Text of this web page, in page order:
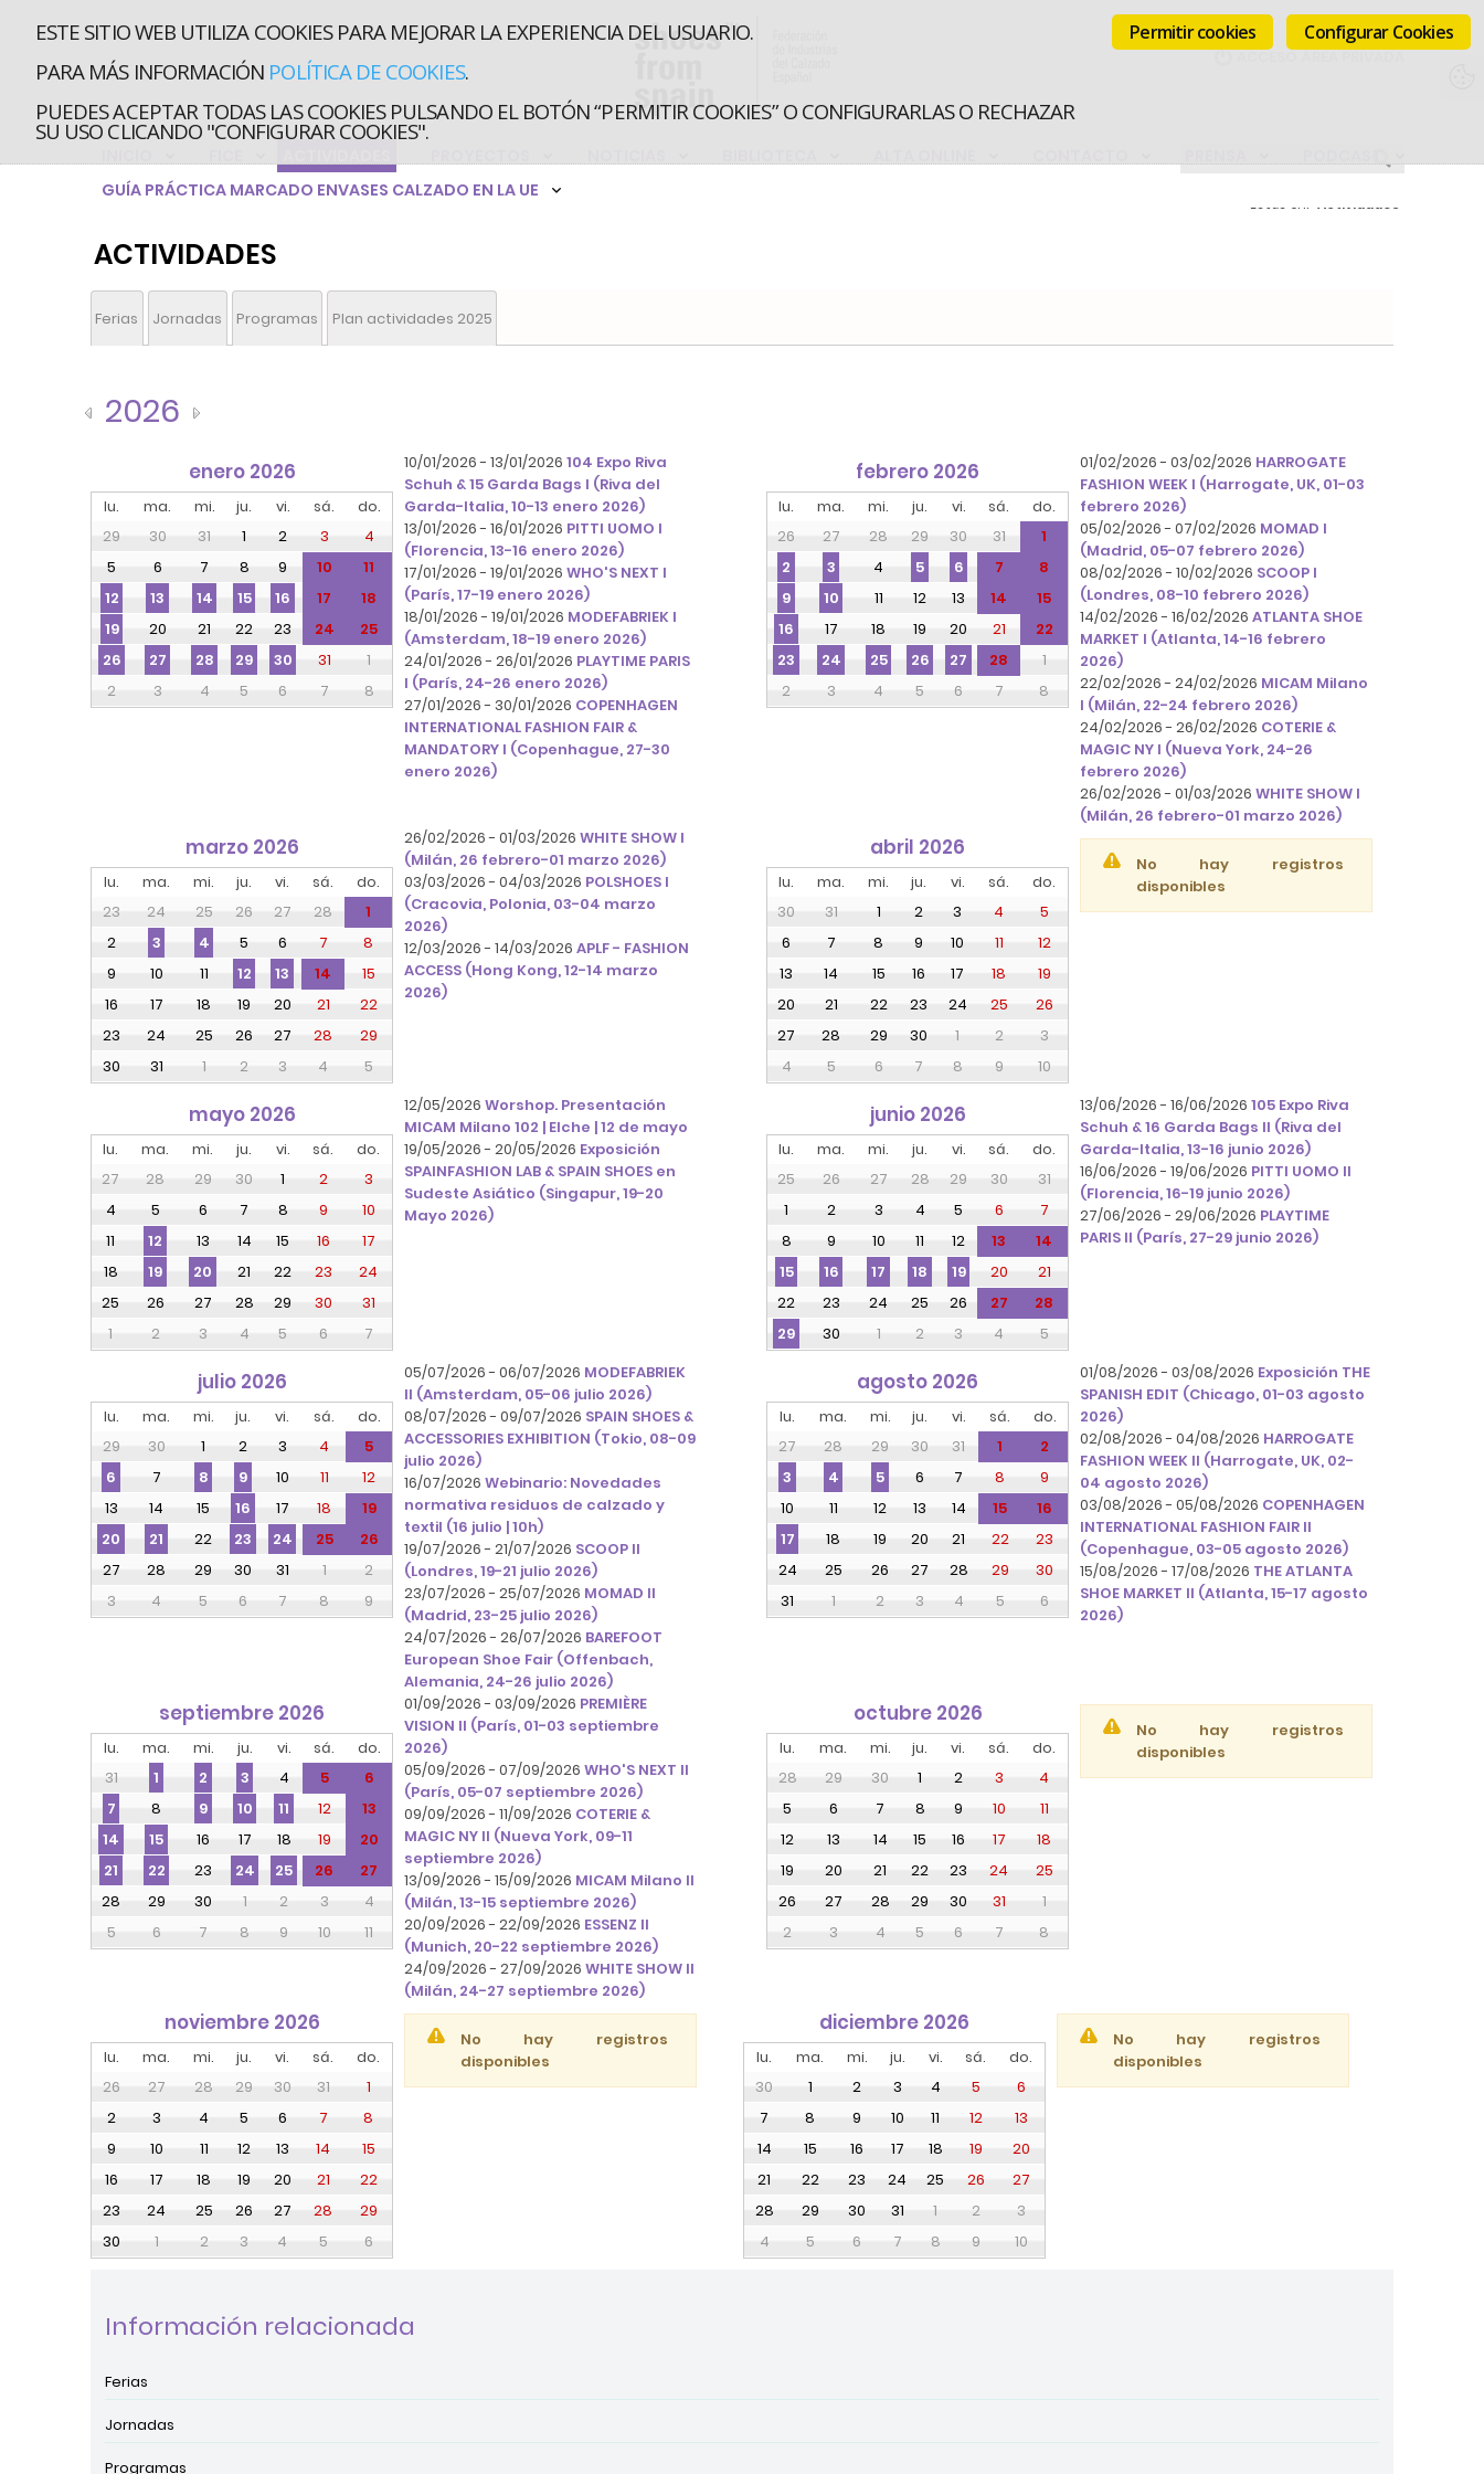
ESTE SITIO WEB UTILIZA COOKIES PARA MEJORAR LA EXPERIENCIA DEL USUARIO.
PARA MÁS INFORMACIÓN POLÍTICA DE COOKIES.
PUEDES ACEPTAR TODAS LAS COOKIES PULSANDO EL BOTÓN “PERMITIR COOKIES” O CONFIGURARLAS O RECHAZAR
SU USO CLICANDO "CONFIGURAR COOKIES".
Configurar Cookies
Permitir cookies
GUÍA PRÁCTICA MARCADO ENVASES CALZADO EN LA UE
Estás en: Actividades
ACTIVIDADES
Ferias Jornadas Programas Plan actividades 2025
2026
enero 2026
lu. ma. mi. ju. vi. sá.
do.
29
30 31 1 2 3
4
5
6 7 8 9 10
11
12
13 14 15 16 17
18
19
20 21 22 23 24
25
26
27 28 29 30 31
1
2
3 4 5 6 7 8
10/01/2026 - 13/01/2026 104 Expo Riva
Schuh & 15 Garda Bags I (Riva del
Garda-Italia, 10-13 enero 2026)
13/01/2026 - 16/01/2026 PITTI UOMO I
(Florencia, 13-16 enero 2026)
17/01/2026 - 19/01/2026 WHO'S NEXT I
(París, 17-19 enero 2026)
18/01/2026 - 19/01/2026 MODEFABRIEK I
(Amsterdam, 18-19 enero 2026)
24/01/2026 - 26/01/2026 PLAYTIME PARIS
I (París, 24-26 enero 2026)
27/01/2026 - 30/01/2026 COPENHAGEN
INTERNATIONAL FASHION FAIR &
MANDATORY I (Copenhague, 27-30
enero 2026)
febrero 2026
lu. ma. mi. ju. vi. sá.
do.
26
27 28 29 30 31
1
2
3 4 5 6 7
8
9
10 11 12 13 14
15
16
17 18 19 20 21
22
23
24 25 26 27 28
1
2
3 4 5 6 7 8
01/02/2026 - 03/02/2026 HARROGATE
FASHION WEEK I (Harrogate, UK, 01-03
febrero 2026)
05/02/2026 - 07/02/2026 MOMAD I
(Madrid, 05-07 febrero 2026)
08/02/2026 - 10/02/2026 SCOOP I
(Londres, 08-10 febrero 2026)
14/02/2026 - 16/02/2026 ATLANTA SHOE
MARKET I (Atlanta, 14-16 febrero
2026)
22/02/2026 - 24/02/2026 MICAM Milano
I (Milán, 22-24 febrero 2026)
24/02/2026 - 26/02/2026 COTERIE &
MAGIC NY I (Nueva York, 24-26
febrero 2026)
26/02/2026 - 01/03/2026 WHITE SHOW I
(Milán, 26 febrero-01 marzo 2026)
marzo 2026
lu. ma. mi. ju. vi. sá.
do.
23
24 25 26 27 28
1
2
3 4 5 6 7
8
9
10 11 12 13 14
15
16
17 18 19 20 21
22
23
24 25 26 27 28
29
30
31 1 2 3 4 5
26/02/2026 - 01/03/2026 WHITE SHOW I
(Milán, 26 febrero-01 marzo 2026)
03/03/2026 - 04/03/2026 POLSHOES I
(Cracovia, Polonia, 03-04 marzo
2026)
12/03/2026 - 14/03/2026 APLF - FASHION
ACCESS (Hong Kong, 12-14 marzo
2026)
abril 2026
lu. ma. mi. ju. vi. sá.
do.
30
31 1 2 3 4
5
6
7 8 9 10 11
12
13
14 15 16 17 18
19
20
21 22 23 24 25
26
27
28 29 30 1 2
3
4
5 6 7 8 9 10
No hay registros
disponibles
mayo 2026
lu. ma. mi. ju. vi. sá.
do.
27
28 29 30 1 2
3
4
5 6 7 8 9
10
11
12 13 14 15 16
17
18
19 20 21 22 23
24
25
26 27 28 29 30
31
1
2 3 4 5 6 7
12/05/2026 Worshop. Presentación
MICAM Milano 102 | Elche | 12 de mayo
19/05/2026 - 20/05/2026 Exposición
SPAINFASHION LAB & SPAIN SHOES en
Sudeste Asiático (Singapur, 19-20
Mayo 2026)
junio 2026
lu. ma. mi. ju. vi. sá.
do.
25
26 27 28 29 30
31
1
2 3 4 5 6
7
8
9 10 11 12 13
14
15
16 17 18 19 20
21
22
23 24 25 26 27
28
29
30 1 2 3 4 5
13/06/2026 - 16/06/2026 105 Expo Riva
Schuh & 16 Garda Bags II (Riva del
Garda-Italia, 13-16 junio 2026)
16/06/2026 - 19/06/2026 PITTI UOMO II
(Florencia, 16-19 junio 2026)
27/06/2026 - 29/06/2026 PLAYTIME
PARIS II (París, 27-29 junio 2026)
julio 2026
lu. ma. mi. ju. vi. sá.
do.
29
30 1 2 3 4
5
6
7 8 9 10 11
12
13
14 15 16 17 18
19
20
21 22 23 24 25
26
27
28 29 30 31 1
2
3
4 5 6 7 8 9
05/07/2026 - 06/07/2026 MODEFABRIEK
II (Amsterdam, 05-06 julio 2026)
08/07/2026 - 09/07/2026 SPAIN SHOES &
ACCESSORIES EXHIBITION (Tokio, 08-09
julio 2026)
16/07/2026 Webinario: Novedades
normativa residuos de calzado y
textil (16 julio | 10h)
19/07/2026 - 21/07/2026 SCOOP II
(Londres, 19-21 julio 2026)
23/07/2026 - 25/07/2026 MOMAD II
(Madrid, 23-25 julio 2026)
24/07/2026 - 26/07/2026 BAREFOOT
European Shoe Fair (Offenbach,
Alemania, 24-26 julio 2026)
agosto 2026
lu. ma. mi. ju. vi. sá.
do.
27
28 29 30 31 1
2
3
4 5 6 7 8
9
10
11 12 13 14 15
16
17
18 19 20 21 22
23
24
25 26 27 28 29
30
31
1 2 3 4 5 6
01/08/2026 - 03/08/2026 Exposición THE
SPANISH EDIT (Chicago, 01-03 agosto
2026)
02/08/2026 - 04/08/2026 HARROGATE
FASHION WEEK II (Harrogate, UK, 02-
04 agosto 2026)
03/08/2026 - 05/08/2026 COPENHAGEN
INTERNATIONAL FASHION FAIR II
(Copenhague, 03-05 agosto 2026)
15/08/2026 - 17/08/2026 THE ATLANTA
SHOE MARKET II (Atlanta, 15-17 agosto
2026)
septiembre 2026
lu. ma. mi. ju. vi. sá.
do.
31
1 2 3 4 5
6
7
8 9 10 11 12
13
14
15 16 17 18 19
20
21
22 23 24 25 26
27
28
29 30 1 2 3
4
5
6 7 8 9 10 11
01/09/2026 - 03/09/2026 PREMIÈRE
VISION II (París, 01-03 septiembre
2026)
05/09/2026 - 07/09/2026 WHO'S NEXT II
(París, 05-07 septiembre 2026)
09/09/2026 - 11/09/2026 COTERIE &
MAGIC NY II (Nueva York, 09-11
septiembre 2026)
13/09/2026 - 15/09/2026 MICAM Milano II
(Milán, 13-15 septiembre 2026)
20/09/2026 - 22/09/2026 ESSENZ II
(Munich, 20-22 septiembre 2026)
24/09/2026 - 27/09/2026 WHITE SHOW II
(Milán, 24-27 septiembre 2026)
octubre 2026
lu. ma. mi. ju. vi. sá.
do.
28
29 30 1 2 3
4
5
6 7 8 9 10
11
12
13 14 15 16 17
18
19
20 21 22 23 24
25
26
27 28 29 30 31
1
2
3 4 5 6 7 8
No hay registros
disponibles
noviembre 2026
lu. ma. mi. ju. vi. sá.
do.
26
27 28 29 30 31
1
2
3 4 5 6 7
8
9
10 11 12 13 14
15
16
17 18 19 20 21
22
23
24 25 26 27 28
29
30
1 2 3 4 5 6
No hay registros
disponibles
diciembre 2026
lu. ma. mi. ju. vi. sá.
do.
30
1 2 3 4 5
6
7
8 9 10 11 12
13
14
15 16 17 18 19
20
21
22 23 24 25 26
27
28
29 30 31 1 2
3
4
5 6 7 8 9 10
No hay registros
disponibles
Información relacionada
Ferias
Jornadas
Programas